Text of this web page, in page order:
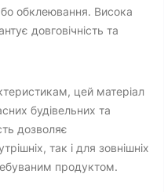
обклеювання. Висока
довговічність та
цей матеріал
будівельних та
дозволяє
так і для зовнішніх
продуктом.